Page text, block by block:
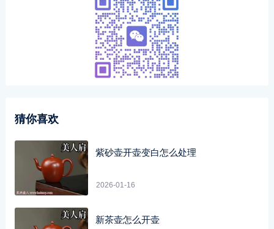
猜你喜欢
紫砂壶开壶变白怎么处理
2026-01-16
新茶壶怎么开壶